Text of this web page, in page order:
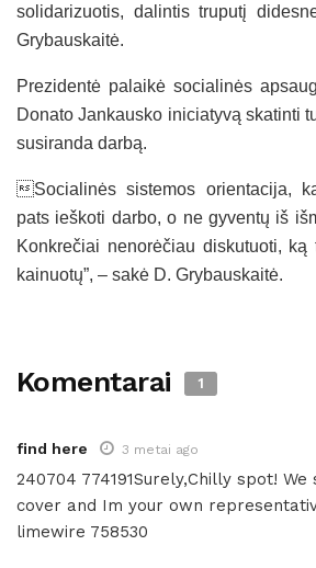
solidarizuotis, dalintis truputį
Grybauskaitė.
Prezidentė palaikė socialinės
Donato Jankausko iniciatyvą skatinti
susiranda darbą.
Socialinės sistemos orientacija,
pats ieškoti darbo, o ne gyventų iš
Konkrečiai nenorėčiau diskutuoti,
kainuotų”, – sakė D. Grybauskaitė.
Komentarai 1
find here 3 metai ago
240704 774191Surely,Chilly spot!
cover and Im your own
limewire 758530